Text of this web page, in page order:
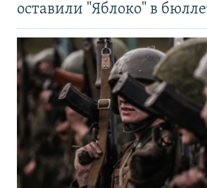
оставили "Яблоко" в